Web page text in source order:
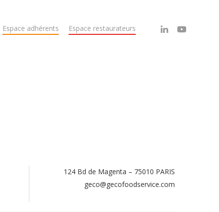
Espace adhérents Espace restaurateurs
124 Bd de Magenta – 75010 PARIS
geco@gecofoodservice.com